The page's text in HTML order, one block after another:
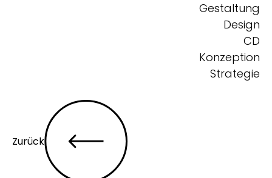
Gestaltung
Design
CD
Konzeption
Strategie
Zurück